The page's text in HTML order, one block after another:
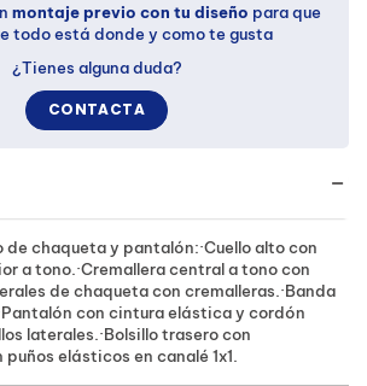
chaqueta y pantalón:·Cuello alto con
a tono.·Cremallera central a tono con
de chaqueta con cremalleras.·Banda
con cintura elástica y cordón
laterales.·Bolsillo trasero con
elásticos en canalé 1x1.
montaje previo con tu diseño para que
todo está donde y como te gusta
¿Tienes alguna duda?
CONTACTA